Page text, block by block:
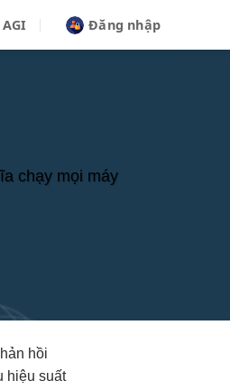
Đăng nhập
chạy mọi máy
hồi
hiệu suất